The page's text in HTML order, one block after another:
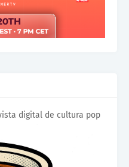
digital de cultura pop